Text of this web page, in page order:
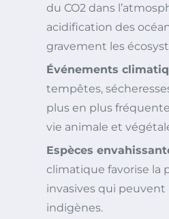
du CO2 dans
acidification des
gravement les
Événements
tempêtes,
plus en plus
vie animale et
Espèces
climatique favorise la
invasives qui peuvent
indigènes.